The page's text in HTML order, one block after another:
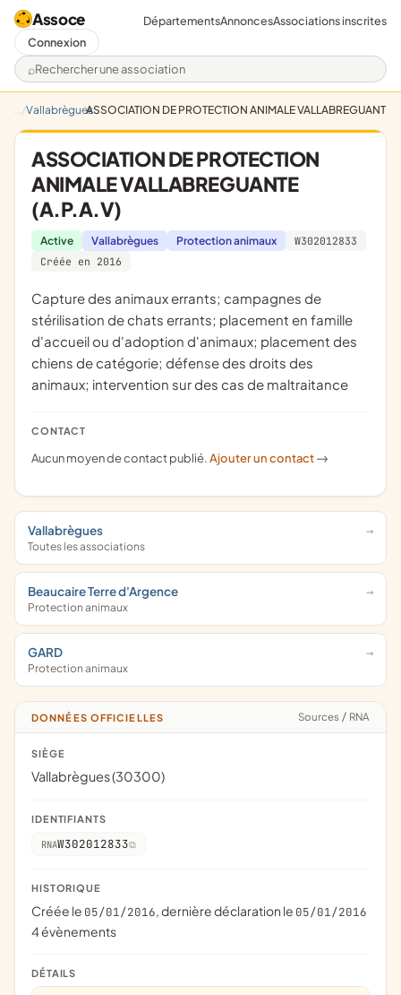
Assoce
Rechercher une association
DépartementsAnnoncesAssociations inscrites
Connexion
VallabrèguesASSOCIATION DE PROTECTION ANIMALE VALLABREGUANTE
ASSOCIATION DE PROTECTION
ANIMALE VALLABREGUANTE
(A.P.A.V)
Active Vallabrègues Protection animaux
W302012833
Créée en 2016
capture des animaux errants; campagnes de
stérilisation de chats errants; placement en famille
d'accueil ou d'adoption d'animaux; placement des
chiens de catégorie; défense des droits des
animaux; intervention sur des cas de maltraitance
CONTACT
Aucun moyen de contact publié.Ajouter un contact ->
Vallabrègues
Toutes les associations
Beaucaire Terre d'Argence
Protection animaux
GARD
Protection animaux
DONNÉES OFFICIELLES Sources / RNA
SIÈGE
Vallabrègues (30300)
IDENTIFIANTS
RNAW302012833
HISTORIQUE
Créée le 05/01/2016, dernière déclaration le 05/01/2016
4 évènements
DÉTAILS